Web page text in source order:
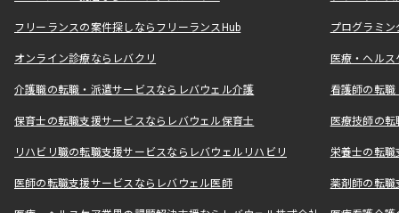
フリーランスの案件探しならフリーランスHub プログラミ
オンライン診療ならレバクリ 医療・ヘル
介護職の転職・派遣サービスならレバウェル介護 看護師の転
保育士の転職支援サービスならレバウェル保育士 医療技師の
リハビリ職の転職支援サービスならレバウェルリハビリ 栄養士の転
医師の転職支援サービスならレバウェル医師 薬剤師の転